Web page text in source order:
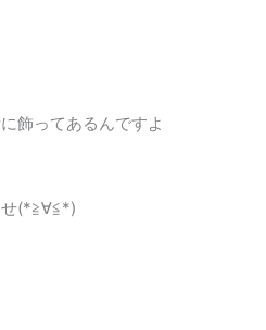
飾ってあるんですよ
せ(*≧∀≦*)